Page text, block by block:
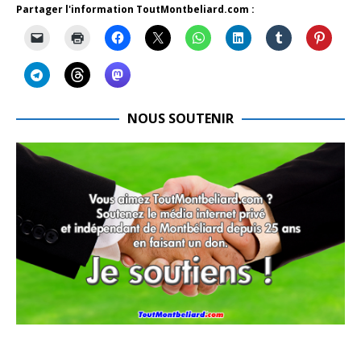
Partager l'information ToutMontbeliard.com :
NOUS SOUTENIR